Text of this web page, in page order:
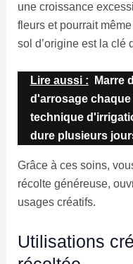
une croissance
fleurs et pourrait
sol d’origine est la clé
Lire aussi :
Marre
d'arrosage
technique
dure plusieurs
Grâce à ces soins,
récolte généreuse,
usages créatifs.
Utilisations